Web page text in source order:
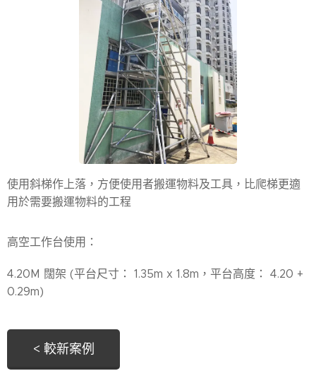
使用斜梯作上落，方便使用者搬運物料及工具，比爬梯更適
用於需要搬運物料的工程
高空工作台使用：
4.20M 闊架 (平台尺寸： 1.35m x 1.8m，平台高度： 4.20 +
0.29m)
< 較新案例